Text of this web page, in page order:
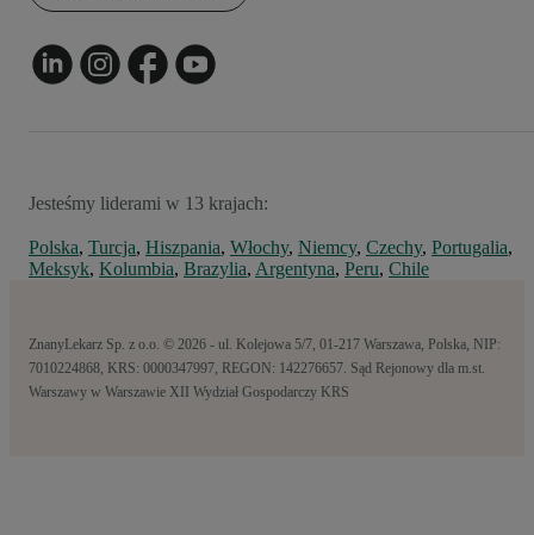
Jesteśmy liderami w 13 krajach:
Polska, Turcja, Hiszpania, Włochy, Niemcy, Czechy, Portugalia,
Meksyk, Kolumbia, Brazylia, Argentyna, Peru, Chile
ZnanyLekarz Sp. z o.o. © 2026 - ul. Kolejowa 5/7, 01-217 Warszawa, Polska, NIP:
7010224868, KRS: 0000347997, REGON: 142276657. Sąd Rejonowy dla m.st.
Warszawy w Warszawie XII Wydział Gospodarczy KRS